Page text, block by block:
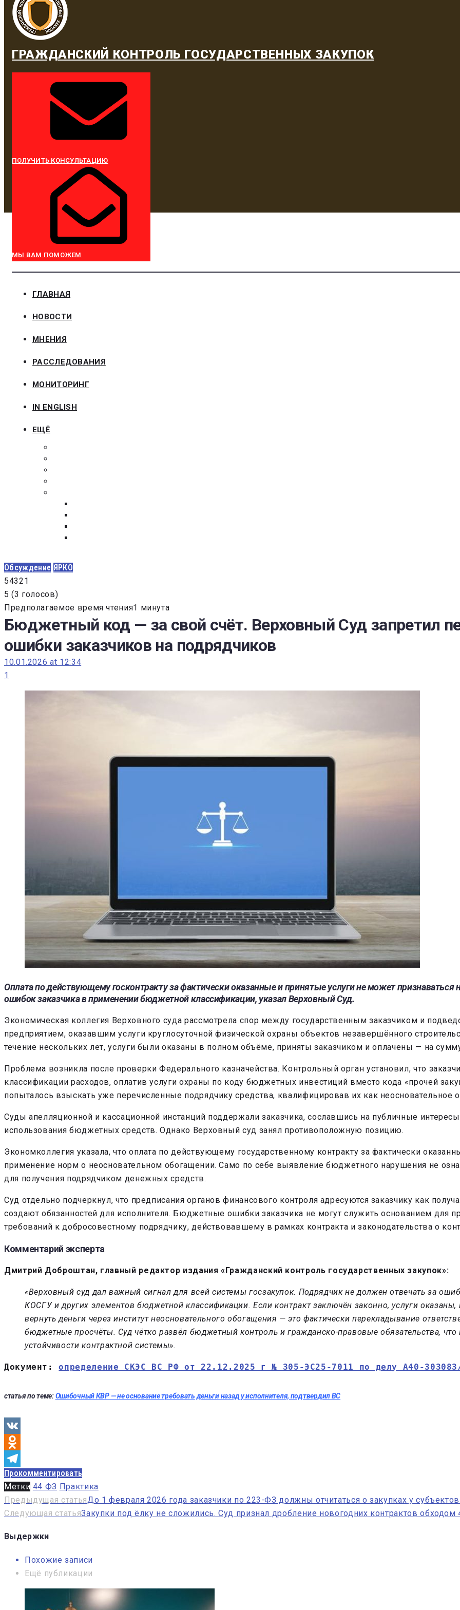
ГРАЖДАНСКИЙ КОНТРОЛЬ ГОСУДАРСТВЕННЫХ ЗАКУПОК
ПОЛУЧИТЬ КОНСУЛЬТАЦИЮ
МЫ ВАМ ПОМОЖЕМ
ГЛАВНАЯ
НОВОСТИ
МНЕНИЯ
РАССЛЕДОВАНИЯ
МОНИТОРИНГ
IN ENGLISH
ЕЩЁ
Обсуждение ЯРКО
54321
5 (3 голосов)
Предполагаемое время чтения1 минута
Бюджетный код — за свой счёт. Верховный Суд запретил
ошибки заказчиков на подрядчиков
10.01.2026 at 12:34
1
Оплата по действующему госконтракту за фактически оказанные и принятые услуги не может
ошибок заказчика в применении бюджетной классификации, указалВерховный Суд.
Экономическая коллегия Верховного суда рассмотрела спор между государственным заказчиком и
предприятием, оказавшим услуги круглосуточной физической охраны объектов незавершённого
течение нескольких лет, услуги были оказаны в полном объёме, приняты заказчиком и оплачены — на
Проблема возникла после проверки Федерального казначейства. Контрольный орган установил, что
классификации расходов, оплатив услуги охраны по коду бюджетных инвестиций вместо кода «прочей
попыталось взыскать уже перечисленные подрядчику средства, квалифицировав их как неосновательное
Суды апелляционной и кассационной инстанций поддержали заказчика, сославшись на публичные
использования бюджетных средств. Однако Верховный суд занял противоположную позицию.
Экономколлегия указала, что оплата по действующему государственному контракту за фактически
применение норм о неосновательном обогащении. Само по себе выявление бюджетного нарушения не
для получения подрядчиком денежных средств.
Суд отдельно подчеркнул, что предписания органов финансового контроля адресуются заказчику как
создают обязанностей для исполнителя. Бюджетные ошибки заказчика не могут служить основанием для
требований к добросовестному подрядчику, действовавшему в рамках контракта и законодательства о
Комментарий эксперта
Дмитрий Доброштан, главный редактор издания «Гражданский контроль государственных закупок»:
«Верховный суд дал важный сигнал для всей системы госзакупок. Подрядчик не должен отвечать за
КОСГУ и других элементов бюджетной классификации. Если контракт заключён законно, услуги
вернуть деньги через институт неосновательного обогащения — это фактически перекладывание
бюджетные просчёты. Суд чётко развёл бюджетный контроль и гражданско-правовые обязательства, что
устойчивости контрактной системы».
Документ: определение СКЭС ВС РФ от 22.12.2025 г № 305-ЭС25-7011 по делу А40-
статья по теме:Ошибочный КВР — не основание требовать деньги назад у исполнителя, подтвердил ВС
VK
Odnoklassniki
Telegram
Прокомментировать
Метки 44 ФЗ Практика
Навигация
по
записям
Предыдущая статьяДо 1 февраля 2026 года заказчики по 223-ФЗ должны отчитаться о закупках у
Следующая статьяЗакупки под ёлку не сложились. Суд признал дробление новогодних контрактов обходом
Выдержки
Похожие записи
Ещё публикации